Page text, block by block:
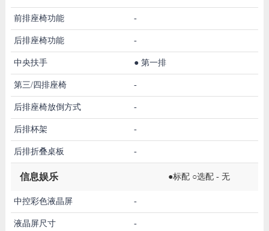
前排座椅功能 -
后排座椅功能 -
中央扶手 ● 第一排
第三/四排座椅 -
后排座椅放倒方式 -
后排杯架 -
后排折叠桌板 -
信息娱乐 ●标配 ○选配 - 无
中控彩色液晶屏 -
液晶屏尺寸 -